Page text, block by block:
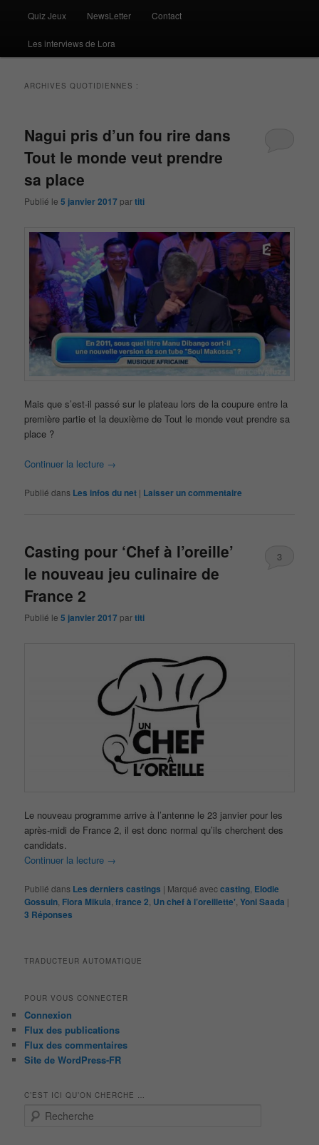
Quiz Jeux NewsLetter Contact
Les interviews de Lora
ARCHIVES QUOTIDIENNES :
Nagui pris d’un fou rire dans
Tout le monde veut prendre
sa place
Publié le5 janvier 2017 partiti
Mais que s’est-il passé sur le plateau lors de la coupure entre la
première partie et la deuxième de Tout le monde veut prendre sa
place ?
Continuer la lecture →
Publié dans Les infos du net | Laisser un commentaire
Casting pour ‘Chef à l’oreille’
le nouveau jeu culinaire de
France 2
Publié le5 janvier 2017 partiti
3
Le nouveau programme arrive à l’antenne le 23 janvier pour les
après-midi de France 2, il est donc normal qu’ils cherchent des
candidats.
Continuer la lecture →
Publié dans Les derniers castings | Marqué aveccasting, Elodie
Gossuin, Flora Mikula,france 2, Un chef à l’oreillette',Yoni Saada |
3 Réponses
TRADUCTEUR AUTOMATIQUE
POUR VOUS CONNECTER
Connexion
Flux des publications
Flux des commentaires
Site de WordPress-FR
C’EST ICI QU’ON CHERCHE …